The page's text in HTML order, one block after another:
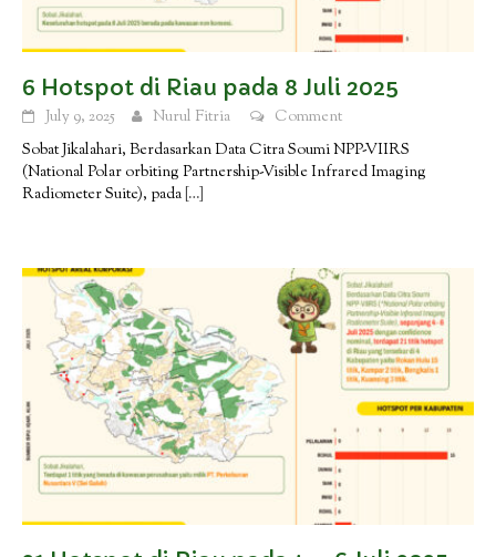
6 Hotspot di Riau pada 8 Juli 2025
July 9, 2025 Nurul Fitria
Comment
Sobat Jikalahari, Berdasarkan Data Citra Soumi NPP-VIIRS
(National Polar orbiting Partnership-Visible Infrared Imaging
Radiometer Suite), pada […]